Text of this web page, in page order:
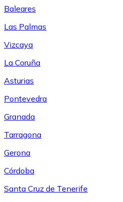
Baleares
Las Palmas
Vizcaya
La Coruña
Asturias
Pontevedra
Granada
Tarragona
Gerona
Córdoba
Santa Cruz de Tenerife